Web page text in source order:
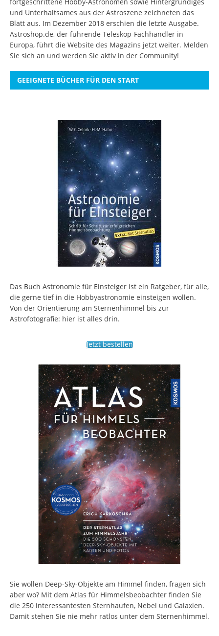
und Unterhaltsames aus der Astroszene zeichneten das
Blatt aus. Im Dezember 2018 erschien die letzte Ausgabe.
Astroshop.de, der führende Teleskop-Fachhändler in
Europa, führt die Website des Magazins jetzt weiter. Melden
Sie sich an und werden Sie aktiv in der Community!
GEEIGNETE BÜCHER FÜR DEN START
Das Buch Astronomie für Einsteiger ist ein Ratgeber, für alle,
die gerne tief in die Hobbyastronomie einsteigen wollen.
Von der Orientierung am Sternenhimmel bis zur
Astrofotografie: hier ist alles drin.
Jetzt bestellen
Sie wollen Deep-Sky-Objekte am Himmel finden, fragen sich
aber wo? Mit dem Atlas für Himmelsbeobachter finden Sie
die 250 interessantesten Sternhaufen, Nebel und Galaxien.
Damit stehen Sie nie mehr ratlos unter dem Sternenhimmel.